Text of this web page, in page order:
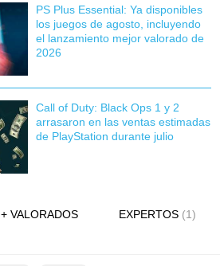
PS Plus Essential: Ya disponibles
los juegos de agosto, incluyendo
el lanzamiento mejor valorado de
2026
Call of Duty: Black Ops 1 y 2
arrasaron en las ventas estimadas
de PlayStation durante julio
+ VALORADOS EXPERTOS (1)